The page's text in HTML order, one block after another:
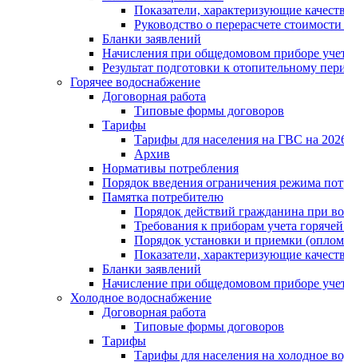
Показатели, характеризующие
Руководство о перерасчете
Бланки заявлений
Начисления при общедомовом приборе
Результат подготовки к отопительному
Горячее водоснабжение
Договорная работа
Типовые формы договоров
Тарифы
Тарифы для населения на ГВС на
Архив
Нормативы потребления
Порядок введения ограничения режима
Памятка потребителю
Порядок действий гражданина при
Требования к приборам учета
Порядок установки и приемки
Показатели, характеризующие
Бланки заявлений
Начисление при общедомовом приборе
Холодное водоснабжение
Договорная работа
Типовые формы договоров
Тарифы
Тарифы для населения на холодное